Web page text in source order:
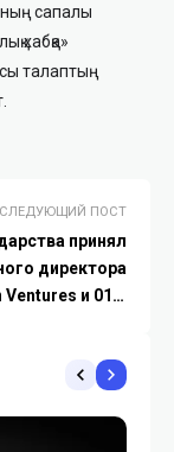
сапалы
хабқа»
талаптың
СЛЕДУЮЩИЙ ПОСТ
принял
директора
и 01ai